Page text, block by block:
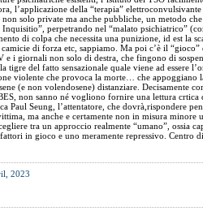
l’applicazione della “terapia”
solo private ma anche pubbliche, un metodo
Inquisitio”, perpetrando nel “malato psichiatrico”
di colpa che necessita una punizione, id est la
di forza etc, sappiamo. Ma poi c’è il
e i giornali non solo di destra, che fingono di
tigre del fatto sensazionale quale viene ad essere
violente che provoca la morte… che appoggiano
(e non volendosene) distanziare. Decisamente
non sanno né vogliono fornire una lettura crtica
Paul Seung, l’attentatore, che dovrà,rispondere
ma anche e certamente non in misura minore
tra un approccio realmente “umano”, ossia
in gioco e uno meramente repressivo. Centro
2023